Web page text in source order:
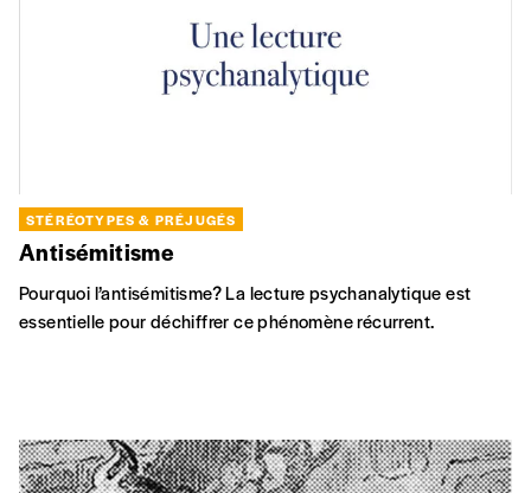
STÉRÉOTYPES & PRÉJUGÉS
Antisémitisme
Pourquoi l’antisémitisme? La lecture psychanalytique est
essentielle pour déchiffrer ce phénomène récurrent.